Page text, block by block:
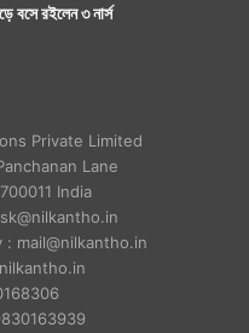
বসে রইলেন ৩ নার্স
Private Limited
Lane
India
mail@nilkantho.in